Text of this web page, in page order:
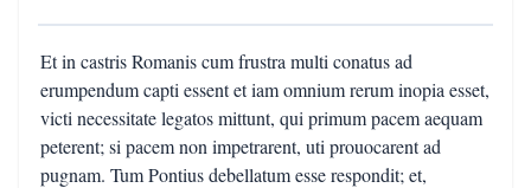
Et in castris Romanis cum frustra multi conatus ad
erumpendum capti essent et iam omnium rerum inopia esset,
victi necessitate legatos mittunt, qui primum pacem aequam
peterent; si pacem non impetrarent, uti prouocarent ad
pugnam. Tum Pontius debellatum esse respondit; et,